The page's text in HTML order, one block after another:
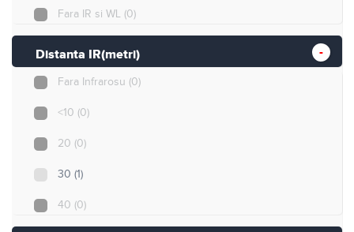
zoom optic 15X
zoom optic 22X(0)
zoom optic 25X(0)
Fara IR si WL (0)
Distanta IR(metri)
Fara Infrarosu (0)
<10 (0)
20 (0)
30 (1)
40 (0)